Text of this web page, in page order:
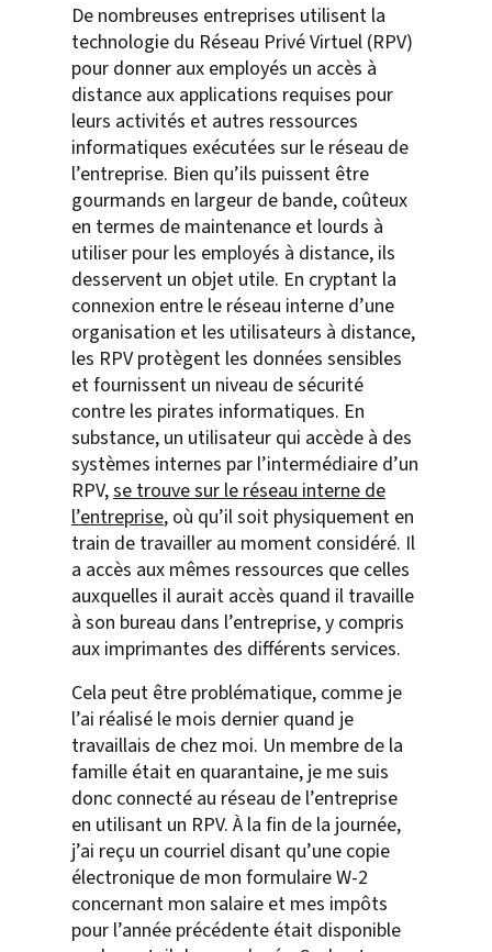
De nombreuses entreprises utilisent la
technologie du Réseau Privé Virtuel (RPV)
pour donner aux employés un accès à
distance aux applications requises pour
leurs activités et autres ressources
informatiques exécutées sur le réseau de
l’entreprise. Bien qu’ils puissent être
gourmands en largeur de bande, coûteux
en termes de maintenance et lourds à
utiliser pour les employés à distance, ils
desservent un objet utile. En cryptant la
connexion entre le réseau interne d’une
organisation et les utilisateurs à distance,
les RPV protègent les données sensibles
et fournissent un niveau de sécurité
contre les pirates informatiques. En
substance, un utilisateur qui accède à des
systèmes internes par l’intermédiaire d’un
RPV,se trouve sur le réseau interne de
l’entreprise, où qu’il soit physiquement en
train de travailler au moment considéré. Il
a accès aux mêmes ressources que celles
auxquelles il aurait accès quand il travaille
à son bureau dans l’entreprise, y compris
aux imprimantes des différents services.
Cela peut être problématique, comme je
l’ai réalisé le mois dernier quand je
travaillais de chez moi. Un membre de la
famille était en quarantaine, je me suis
donc connecté au réseau de l’entreprise
en utilisant un RPV. À la fin de la journée,
j’ai reçu un courriel disant qu’une copie
électronique de mon formulaire W-2
concernant mon salaire et mes impôts
pour l’année précédente était disponible